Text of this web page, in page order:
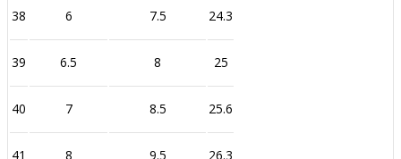
38 6 7.5 24.3
39 6.5 8 25
40 7 8.5 25.6
41 8 9.5 26.3